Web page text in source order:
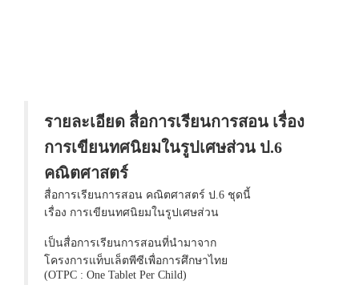
รายละเอียด สื่อการเรียนการสอน เรื่อง
การเขียนทศนิยมในรูปเศษส่วน ป.6
คณิตศาสตร์
สื่อการเรียนการสอน คณิตศาสตร์ ป.6 ชุดนี้
เรื่อง การเขียนทศนิยมในรูปเศษส่วน
เป็นสื่อการเรียนการสอนที่นำมาจาก
โครงการแท็บเล็ตพีซีเพื่อการศึกษาไทย
(OTPC : One Tablet Per Child)